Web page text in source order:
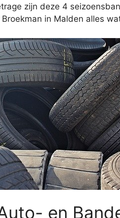
zijn deze 4
in Malden alles
en